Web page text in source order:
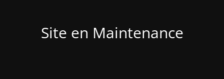
Site en Maintenance